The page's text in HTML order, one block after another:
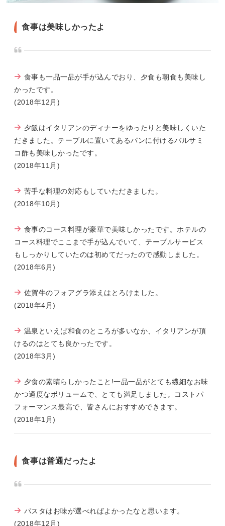
食事は美味しかったよ
食事も一品一品が手が込んでおり、夕食も朝食も美味し
かったです。
(2018年12月)
夕飯はイタリアンのディナーをゆったりと美味しくいた
だきました。テーブルに置いてあるパンに付けるバルサミ
コ酢も美味しかったです。
(2018年11月)
苦手な料理の対応もしていただきました。
(2018年10月)
食事のコース料理が豪華で美味しかったです。ホテルの
コース料理でここまで手が込んでいて、テーブルサービス
もしっかりしていたのは初めてだったので感動しました。
(2018年6月)
佐賀牛のフォアグラ添えはとろけました。
(2018年4月)
温泉といえば和食のところが多いなか、イタリアンが頂
けるのはとても良かったです。
(2018年3月)
夕食の素晴らしかったこと!一品一品がとても繊細なお味
かつ適度なボリュームで、とても満足しました。コストパ
フォーマンス最高で、皆さんにおすすめできます。
(2018年1月)
食事は普通だったよ
パスタはお味が選べればよかったなと思います。
(2018年12月)